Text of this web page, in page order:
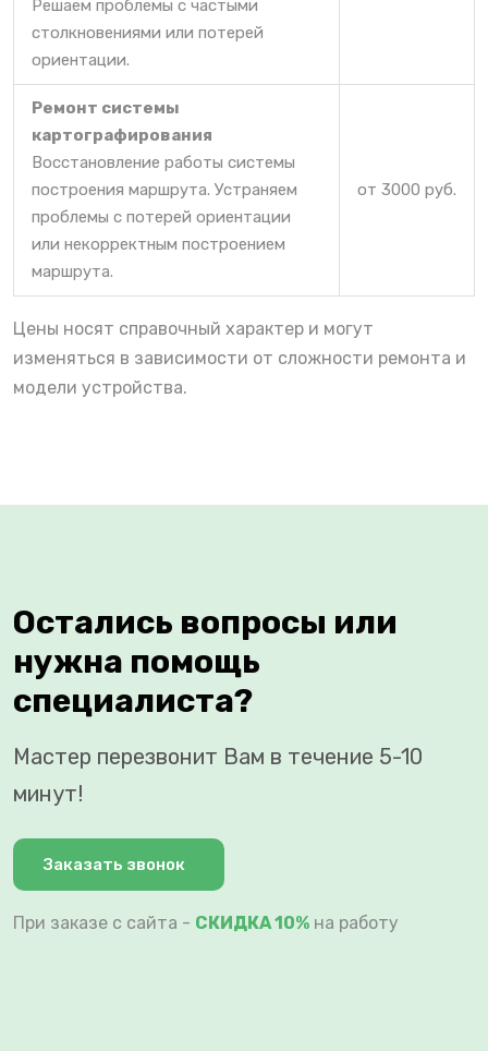
Решаем проблемы с частыми
столкновениями или потерей
ориентации.
Ремонт системы
картографирования
Восстановление работы системы
построения маршрута. Устраняем
проблемы с потерей ориентации
или некорректным построением
маршрута.
от 3000 руб.
Цены носят справочный характер и могут
изменяться в зависимости от сложности ремонта и
модели устройства.
Остались вопросы или
нужна помощь
специалиста?
Мастер перезвонит Вам в течение 5-10
минут!
Заказать звонок
При заказе с сайта - СКИДКА 10% на работу